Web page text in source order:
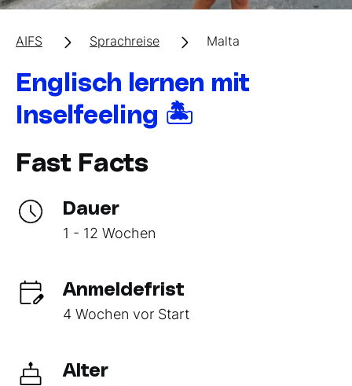
AIFS Sprachreise Malta
Englisch lernen mit
Inselfeeling 🏝️
Fast Facts
Dauer
1 - 12 Wochen
Anmeldefrist
4 Wochen vor Start
Alter